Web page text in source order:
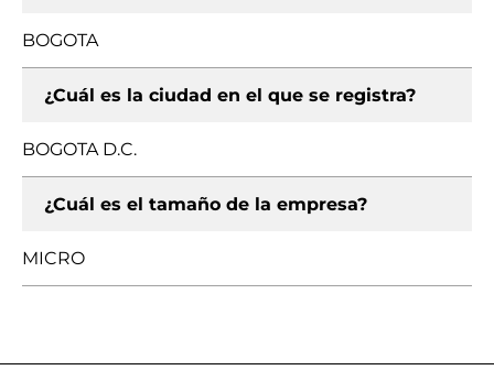
BOGOTA
¿Cuál es la ciudad en el que se registra?
BOGOTA D.C.
¿Cuál es el tamaño de la empresa?
MICRO